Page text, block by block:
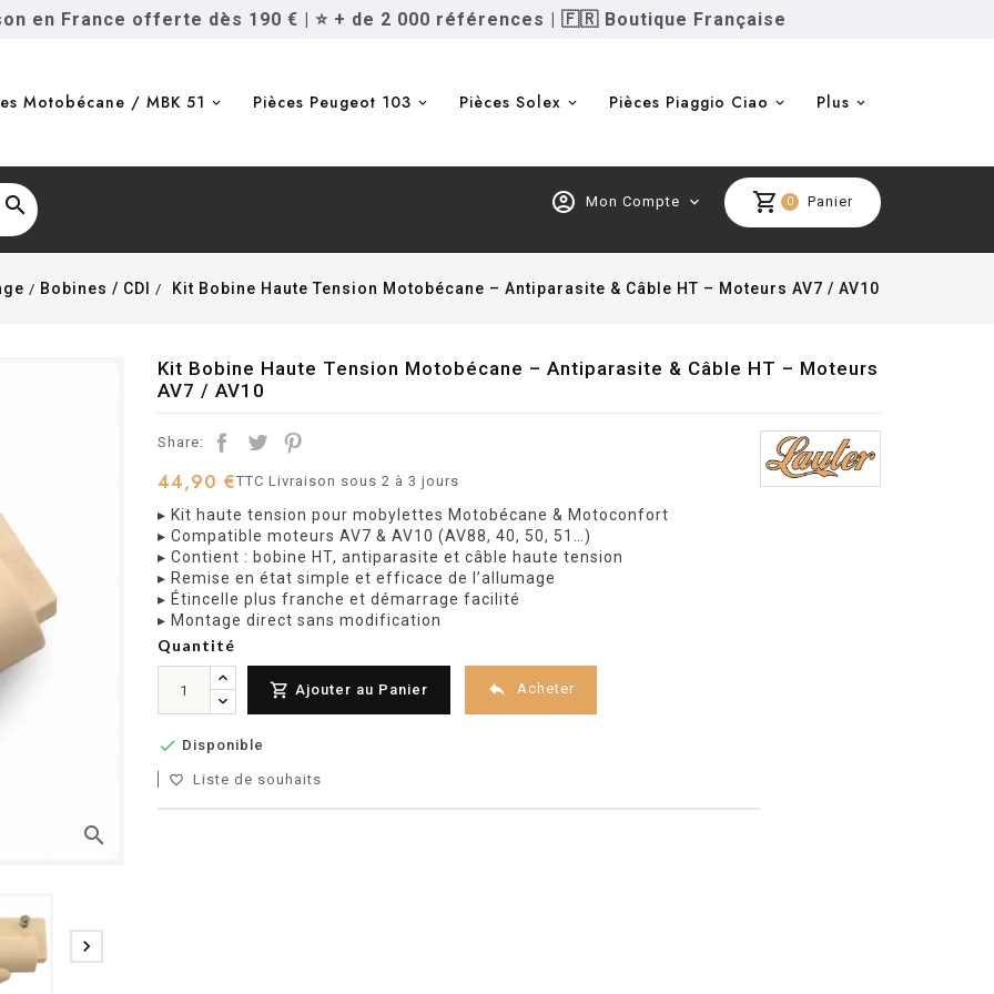
en France offerte dès 190 € | ⭐ + de 2 000 références | 🇫🇷 Boutique Française
Motobécane / MBK 51 Pièces Peugeot 103 Pièces Solex Pièces Piaggio Ciao Plus
 shopping_cart 0 Panier
account_circle Mon Compte expand_more
Bobines / CDI Kit Bobine Haute Tension Motobécane – Antiparasite & Câble HT – Moteurs AV7 / AV10
search

Kit Bobine Haute Tension Motobécane – Antiparasite & Câble HT – Moteurs
AV7 / AV10
Share:
44,90 €TTC Livraison sous 2 à 3 jours
▸ Kit haute tension pour mobylettes Motobécane & Motoconfort
▸ Compatible moteurs AV7 & AV10 (AV88, 40, 50, 51…)
▸ Contient : bobine HT, antiparasite et câble haute tension
▸ Remise en état simple et efficace de l’allumage
▸ Étincelle plus franche et démarrage facilité
▸ Montage direct sans modification
Quantité
 Ajouter au Panier  Acheter
 Disponible
favorite_border Liste de souhaits